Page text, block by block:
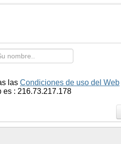
las Condiciones de uso del Web
es : 216.73.217.178